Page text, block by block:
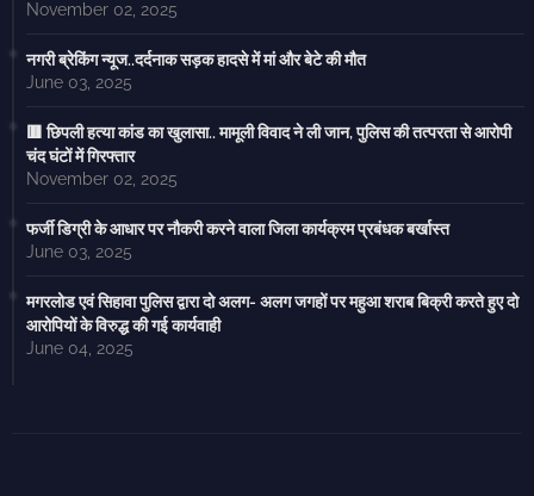
November 02, 2025
नगरी ब्रेकिंग न्यूज..दर्दनाक सड़क हादसे में मां और बेटे की मौत
June 03, 2025
🟥 छिपली हत्या कांड का खुलासा.. मामूली विवाद ने ली जान, पुलिस की तत्परता से आरोपी
चंद घंटों में गिरफ्तार
November 02, 2025
फर्जी डिग्री के आधार पर नौकरी करने वाला जिला कार्यक्रम प्रबंधक बर्खास्त
June 03, 2025
मगरलोड एवं सिहावा पुलिस द्वारा दो अलग- अलग जगहों पर महुआ शराब बिक्री करते हुए दो
आरोपियों के विरुद्ध की गई कार्यवाही
June 04, 2025